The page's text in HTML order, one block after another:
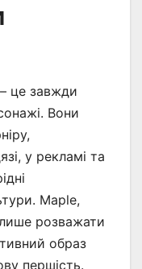
– це завжди
Вони
у рекламі та
Maple,
розважати
образ
першість.